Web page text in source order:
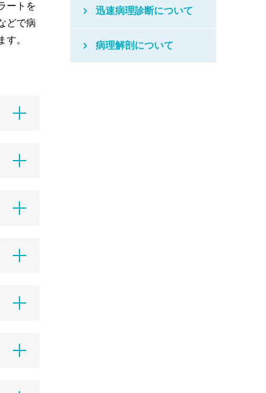
ートを
どで病
。
迅速病理診断について
病理解剖について